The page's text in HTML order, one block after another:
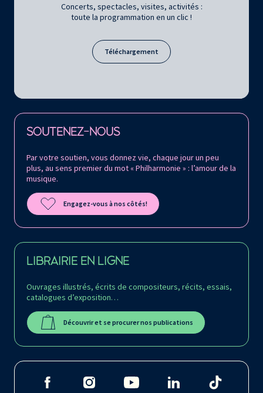
Concerts, spectacles, visites, activités :
toute la programmation en un clic !
Téléchargement
SOUTENEZ-NOUS
Par votre soutien, vous donnez vie, chaque jour un peu
plus, au sens premier du mot « Philharmonie » : l’amour de la
musique.
Engagez-vous à nos côtés!
LIBRAIRIE EN LIGNE
Ouvrages illustrés, écrits de compositeurs, récits, essais,
catalogues d’exposition…
Découvrir et se procurer nos publications
Retrouvez la Philharmonie de Paris sur